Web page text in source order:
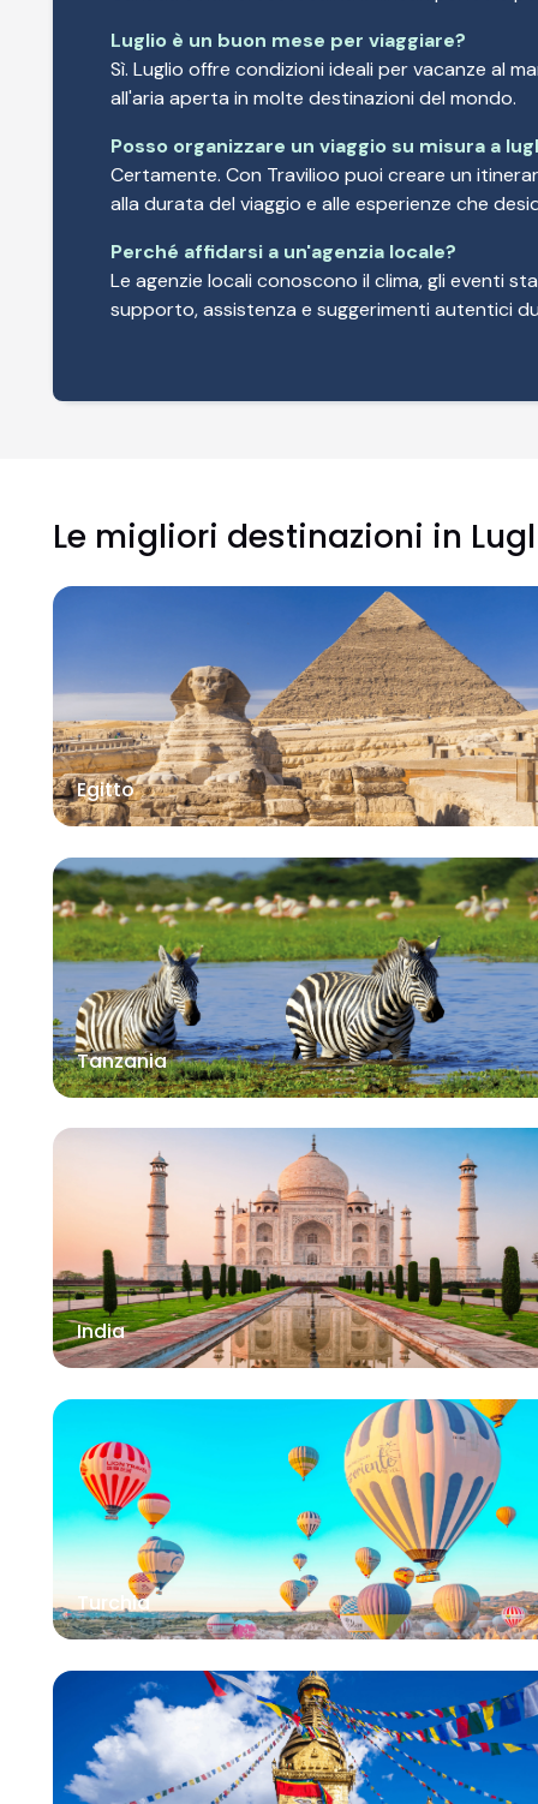
Luglio è un buon mese per viaggiare?
Sì. Luglio offre condizioni ideali per vacanze al
all'aria aperta in molte destinazioni del mondo.
Posso organizzare un viaggio su misura a
Certamente. Con Travilioo puoi creare un
alla durata del viaggio e alle esperienze che
Perché affidarsi a un'agenzia locale?
Le agenzie locali conoscono il clima, gli eventi
supporto, assistenza e suggerimenti autentici
Le migliori destinazioni in
Egitto
Tanzania
India
Turchia